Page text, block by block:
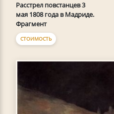
Расстрел повстанцев 3
мая 1808 года в Мадриде.
Фрагмент
СТОИМОСТЬ